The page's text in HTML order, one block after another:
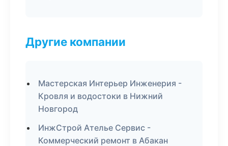
Другие компании
Мастерская Интерьер Инженерия -
Кровля и водостоки в Нижний
Новгород
ИнжСтрой Ателье Сервис -
Коммерческий ремонт в Абакан